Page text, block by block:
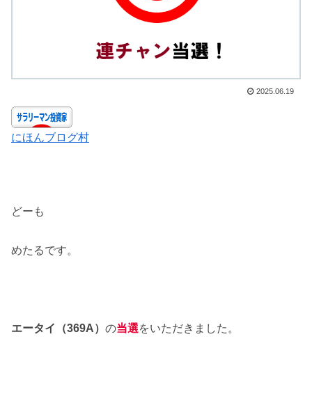
2025.06.19
にほんブログ村
どーも
めたるです。
エータイ（369A） の当選をいただきました。